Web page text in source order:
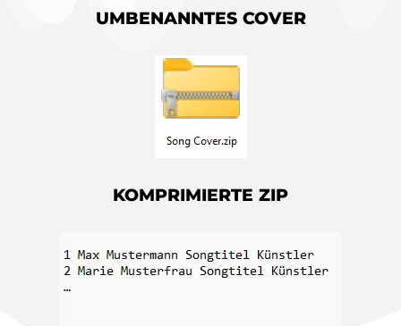
UMBENANNTES COVER
KOMPRIMIERTE ZIP